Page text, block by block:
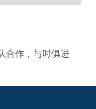
合作，与时俱进